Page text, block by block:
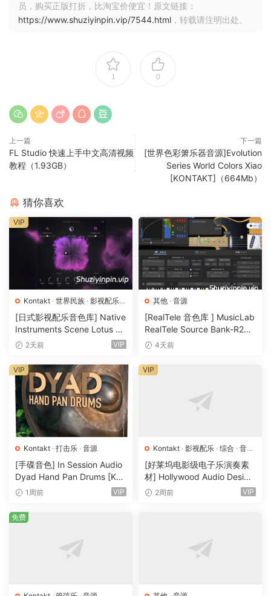
员，购买正版打折，比淘宝价便宜！原文链接：
https://www.shuziyinpin.vip/7544.html ，转载请注明出处。
1 0
上一篇
FL Studio 快速上手中文高清视频
教程（1.93GB）
下一篇
[世界色彩箫乐器音源]Evolution
Series World Colors Xiao
[KONTAKT]（664Mb）
猜你喜欢
Kontakt · 世界民族 · 影视配乐·
音源
[日式影视配乐音色库] Native
Instruments Scene Lotus v1.
1.2 [KONTAKT]（1.3GB）
2天前 VIP
VIP
其他 · 音源
[RealTele 音色库 ] MusicLab
RealTele Source Bank-R2R
[WiN]（3.13GB）
4天前
Kontakt · 打击乐 · 音源
[手碟音色] In Session Audio
Dyad Hand Pan Drums [KO
NTAKT]（4.33GB）
1周前 VIP
VIP
Kontakt · 影视配乐 · 综合 · 音效
特殊· 音源
[好莱坞电影级电子乐演奏素
材] Hollywood Audio Design
FUTURE WORLDS [KONTAK
2周前 VIP
VIP
免费